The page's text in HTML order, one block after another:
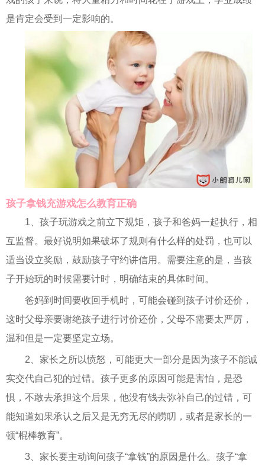
是肯定会受到一定影响的。
孩子拿钱充游戏怎么教育正确
1、孩子玩游戏之前立下规矩，孩子和爸妈一起执行，相
互监督。最好说明如果破坏了规则有什么样的处罚，也可以
适当设立奖励，鼓励孩子守约讲信用。需要注意的是，当孩
子开始玩的时候需要计时，明确结束的具体时间。
爸妈到时间要收回手机时，可能会碰到孩子讨价还价，
这时父母亲要谢绝孩子进行讨价还价，父母不需要太严厉，
温和但是一定要坚定立场。
2、家长之所以愤怒，可能更大一部分是因为孩子不能诚
实交代自己犯的过错。孩子更多的原因可能是害怕，是恐
惧，不敢去承担这个后果，他没有钱去弥补自己的过错，可
能知道如果承认之后又是无穷无尽的唠叨，或者是家长的一
顿“棍棒教育”。
3、家长要主动询问孩子“拿钱”的原因是什么。孩子“拿